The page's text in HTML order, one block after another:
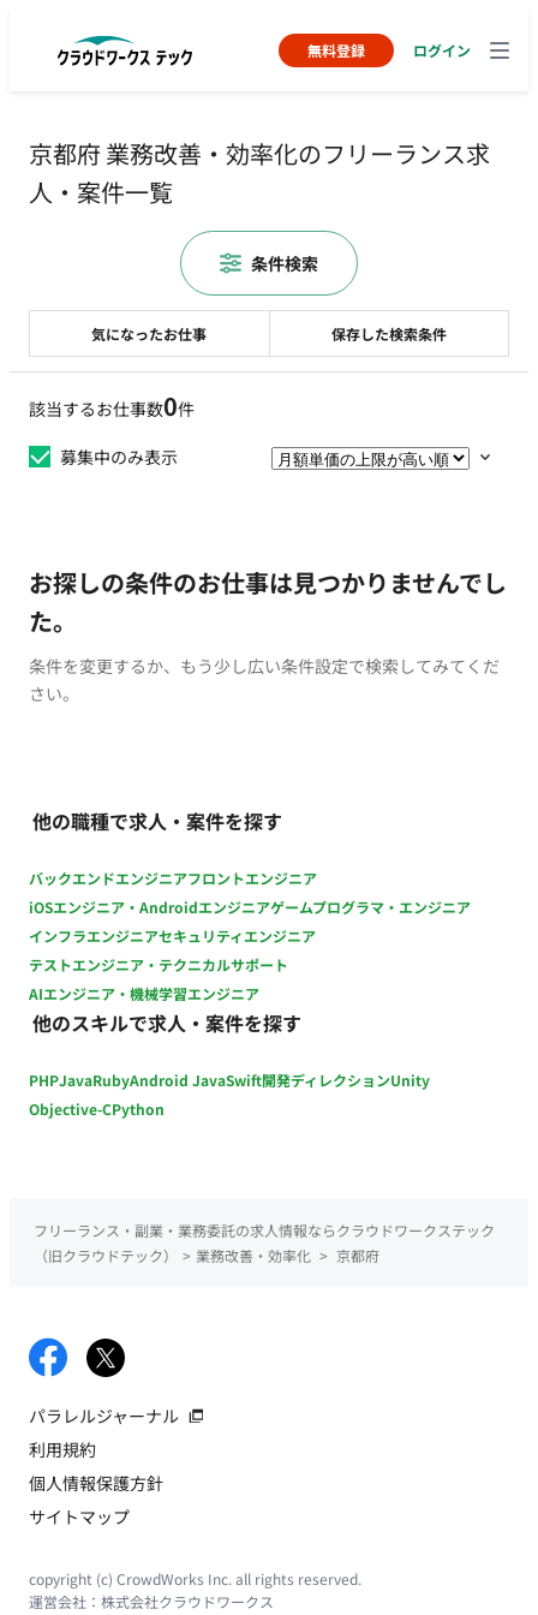
無料登録 ログイン
京都府 業務改善・効率化のフリーランス求
人・案件一覧
該当するお仕事数0件
募集中のみ表示
お探しの条件のお仕事は見つかりませんでし
た。
条件を変更するか、もう少し広い条件設定で検索してみてくだ
さい。
他の職種で求人・案件を探す
バックエンドエンジニアフロントエンジニア
iOSエンジニア・Androidエンジニアゲームプログラマ・エンジニア
インフラエンジニアセキュリティエンジニア
テストエンジニア・テクニカルサポート
AIエンジニア・機械学習エンジニア
他のスキルで求人・案件を探す
PHPJavaRubyAndroid JavaSwift開発ディレクションUnity
Objective-CPython
気になったお仕事 保存した検索条件
条件検索
フリーランス・副業・業務委託の求人情報ならクラウドワークステック
（旧クラウドテック）
> 業務改善・効率化 > 京都府
パラレルジャーナル
利用規約
個人情報保護方針
サイトマップ
copyright (c) CrowdWorks Inc. all rights reserved.
運営会社： 株式会社クラウドワークス